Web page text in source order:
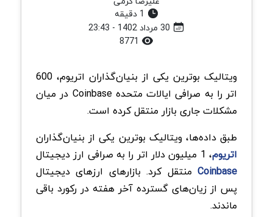
ویتالیک بوترین یکی از بنیان‌گذاران اتریوم، 600
اتر را به صرافی ایالات متحده Coinbase در میان
مشکلات جاری بازار منتقل کرده است.
طبق داده‌ها، ویتالیک بوترین یکی از بنیان‌گذاران
اتریوم، 1 میلیون دلار اتر را به صرافی ارز دیجیتال
Coinbase منتقل کرد. بازارهای ارزهای دیجیتال
پس از زیان‌های گسترده آخر هفته در رکورد باقی
ماندند.